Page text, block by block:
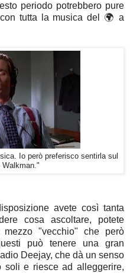
periodo potrebbero pure
tutta la musica del 🌍 a
Io però preferisco sentirla sul
avete così tanta
cosa ascoltare, potete
"vecchio" che però
può tenere una gran
Deejay, che dà un senso
soli e riesce ad alleggerire,